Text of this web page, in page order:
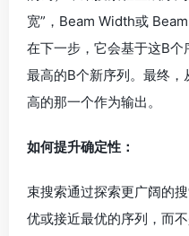
宽”，Beam Width或
在下一步，它会基于这B
最高的B个新序列。最终
高的那一个作为输出。
如何提升确定性：
束搜索通过探索更广阔的
优或接近最优的序列，而